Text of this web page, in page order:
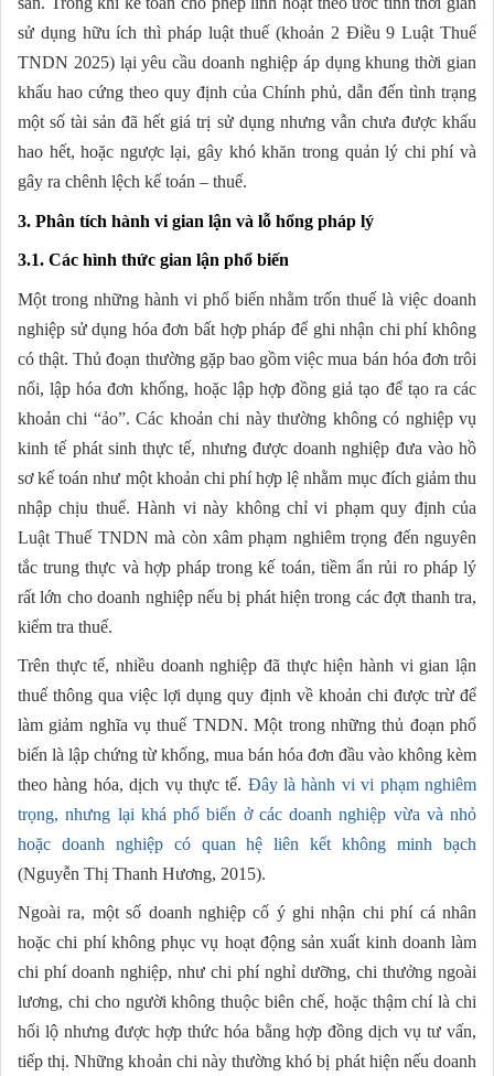
sử dụng hữu ích thì pháp luật thuế (khoản 2 Điều 9 Luật Thuế
TNDN 2025) lại yêu cầu doanh nghiệp áp dụng khung thời gian
khấu hao cứng theo quy định của Chính phủ, dẫn đến tình trạng
một số tài sản đã hết giá trị sử dụng nhưng vẫn chưa được khấu
hao hết, hoặc ngược lại, gây khó khăn trong quản lý chi phí và
gây ra chênh lệch kế toán – thuế.
3. Phân tích hành vi gian lận và lỗ hổng pháp lý
3.1. Các hình thức gian lận phổ biến
Một trong những hành vi phổ biến nhằm trốn thuế là việc doanh
nghiệp sử dụng hóa đơn bất hợp pháp để ghi nhận chi phí không
có thật. Thủ đoạn thường gặp bao gồm việc mua bán hóa đơn trôi
nổi, lập hóa đơn khống, hoặc lập hợp đồng giả tạo để tạo ra các
khoản chi “ảo”. Các khoản chi này thường không có nghiệp vụ
kinh tế phát sinh thực tế, nhưng được doanh nghiệp đưa vào hồ
sơ kế toán như một khoản chi phí hợp lệ nhằm mục đích giảm thu
nhập chịu thuế. Hành vi này không chỉ vi phạm quy định của
Luật Thuế TNDN mà còn xâm phạm nghiêm trọng đến nguyên
tắc trung thực và hợp pháp trong kế toán, tiềm ẩn rủi ro pháp lý
rất lớn cho doanh nghiệp nếu bị phát hiện trong các đợt thanh tra,
kiểm tra thuế.
Trên thực tế, nhiều doanh nghiệp đã thực hiện hành vi gian lận
thuế thông qua việc lợi dụng quy định về khoản chi được trừ để
làm giảm nghĩa vụ thuế TNDN. Một trong những thủ đoạn phổ
biến là lập chứng từ khống, mua bán hóa đơn đầu vào không kèm
theo hàng hóa, dịch vụ thực tế. Đây là hành vi vi phạm nghiêm
trọng, nhưng lại khá phổ biến ở các doanh nghiệp vừa và nhỏ
hoặc doanh nghiệp có quan hệ liên kết không minh bạch
(Nguyễn Thị Thanh Hương, 2015).
Ngoài ra, một số doanh nghiệp cố ý ghi nhận chi phí cá nhân
hoặc chi phí không phục vụ hoạt động sản xuất kinh doanh làm
chi phí doanh nghiệp, như chi phí nghỉ dưỡng, chi thưởng ngoài
lương, chi cho người không thuộc biên chế, hoặc thậm chí là chi
hối lộ nhưng được hợp thức hóa bằng hợp đồng dịch vụ tư vấn,
tiếp thị. Những khoản chi này thường khó bị phát hiện nếu doanh